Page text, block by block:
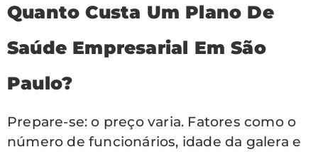
Quanto Custa Um Plano De
Saúde Empresarial Em São
Paulo?
Prepare-se: o preço varia. Fatores como o
número de funcionários, idade da galera e